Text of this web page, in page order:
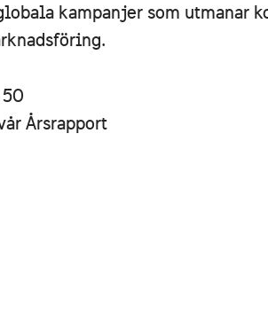
kampanjer som utmanar
Årsrapport